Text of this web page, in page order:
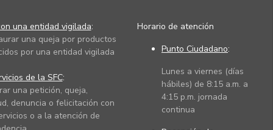
una entidad vigilada:
una queja por productos
por una entidad vigilada
de la SFC:
una petición, queja,
denuncia o felicitación con
o a la atención de
Horario de atención
Punto Ciudadano:
Lunes a viernes (días
hábiles) de 8:15 a.m. a
4:15 p.m. jornada
continua